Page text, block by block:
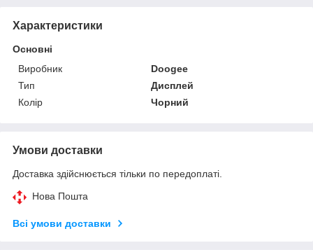
Характеристики
Основні
Виробник
Doogee
Тип
Дисплей
Колір
Чорний
Умови доставки
Доставка здійснюється тільки по передоплаті.
Нова Пошта
Всі умови доставки